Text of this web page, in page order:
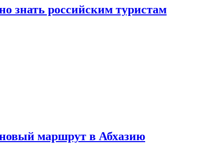
знать российским туристам
маршрут в Абхазию